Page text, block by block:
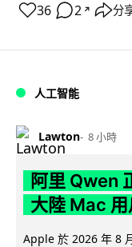
36 2 ↗ 分
人工智能
Lawton 8 小時
阿里 Qwen
大陸 Mac 用
Apple 於 2026 年 8